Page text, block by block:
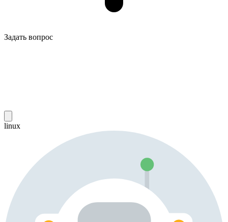
Задать вопрос
linux